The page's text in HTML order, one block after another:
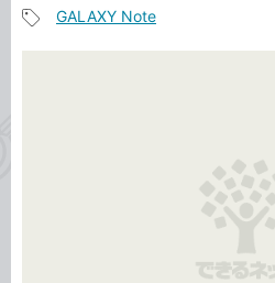
事
カ
GALAXY Note